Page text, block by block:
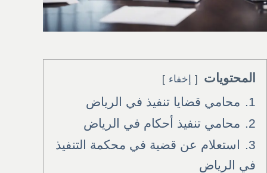
المحتويات إخفاء
1.
محامي قضايا تنفيذ في الرياض
2.
محامي تنفيذ أحكام في الرياض
3.
استعلام عن قضية في محكمة التنفيذ
في الرياض